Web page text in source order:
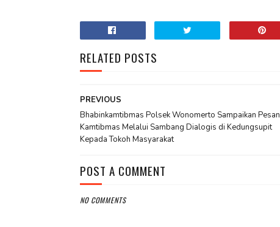
RELATED POSTS
PREVIOUS
Bhabinkamtibmas Polsek Wonomerto Sampaikan Pesan
Kamtibmas Melalui Sambang Dialogis di Kedungsupit
Kepada Tokoh Masyarakat
POST A COMMENT
NO COMMENTS